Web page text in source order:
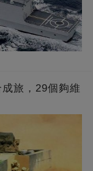
旅，29個夠維